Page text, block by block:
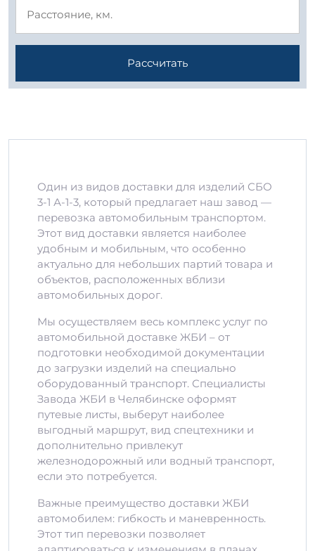
Рассчитать
Один из видов доставки для изделий СБО
3-1 А-1-3, который предлагает наш завод —
перевозка автомобильным транспортом.
Этот вид доставки является наиболее
удобным и мобильным, что особенно
актуально для небольших партий товара и
объектов, расположенных вблизи
автомобильных дорог.
Мы осуществляем весь комплекс услуг по
автомобильной доставке ЖБИ – от
подготовки необходимой документации
до загрузки изделий на специально
оборудованный транспорт. Специалисты
Завода ЖБИ в Челябинске оформят
путевые листы, выберут наиболее
выгодный маршрут, вид спецтехники и
дополнительно привлекут
железнодорожный или водный транспорт,
если это потребуется.
Важные преимущество доставки ЖБИ
автомобилем: гибкость и маневренность.
Этот тип перевозки позволяет